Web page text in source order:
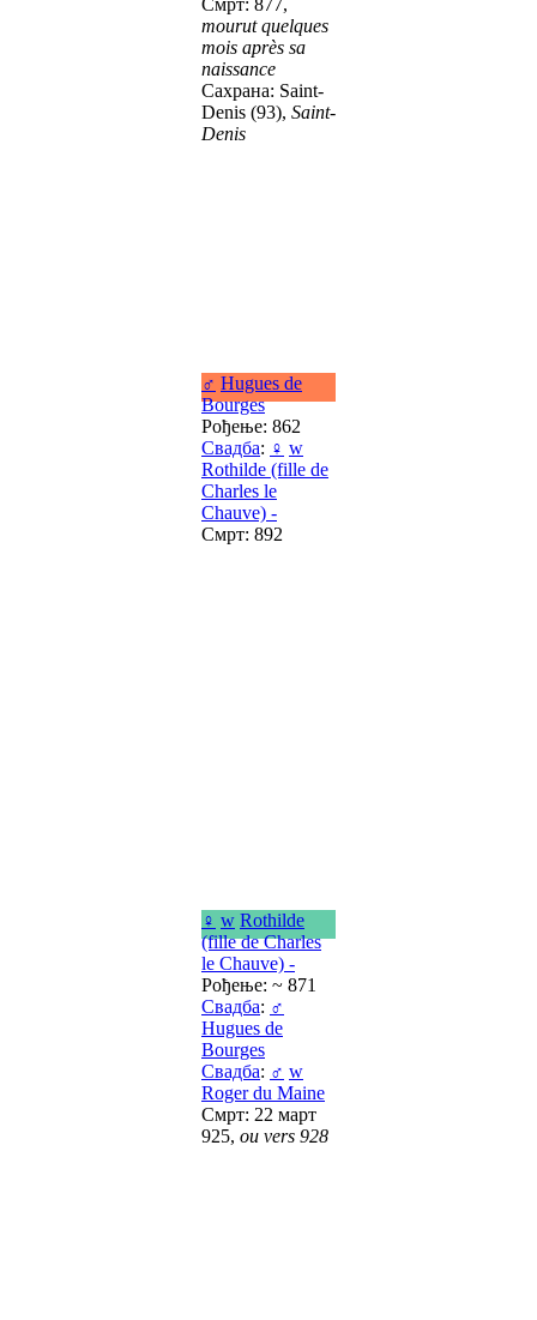
Смрт: 877,
mourut quelques
mois après sa
naissance
Сахрана: Saint-
Denis (93), Saint-
Denis
♂ Hugues de
Bourges
Рођење: 862
Свадба: ♀ w
Rothilde (fille de
Charles le
Chauve) -
Смрт: 892
♀ w Rothilde
(fille de Charles
le Chauve) -
Рођење: ~ 871
Свадба: ♂
Hugues de
Bourges
Свадба: ♂ w
Roger du Maine
Смрт: 22 март
925, ou vers 928